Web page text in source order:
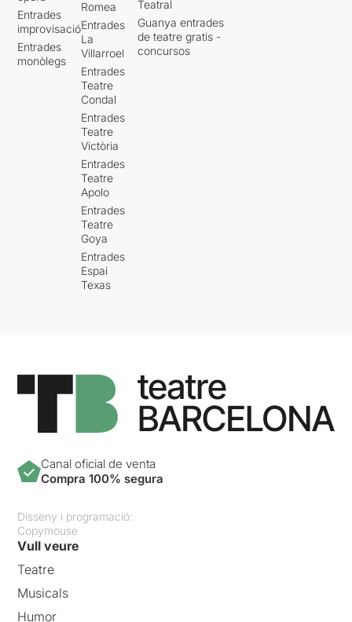
Entrades
improvisació
Entrades
monòlegs
Romea
Entrades
La
Villarroel
Entrades
Teatre
Condal
Entrades
Teatre
Victòria
Entrades
Teatre
Apolo
Entrades
Teatre
Goya
Entrades
Espai
Texas
Teatral
Guanya entrades
de teatre gratis -
concursos
Canal oficial de venta
Compra 100% segura
Disseny i programació:
Copymouse
Vull veure
Teatre
Musicals
Humor